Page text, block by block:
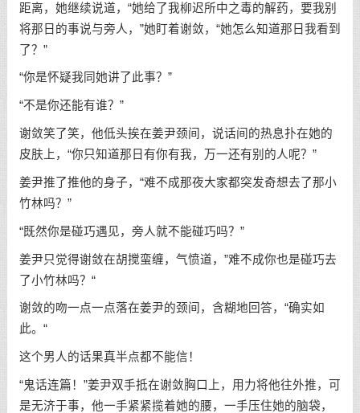
距离，她继续说道，“她给了我柳迟所中之毒的解药，要我别
将那日的事说与旁人，”她盯着谢敛，“她怎么知道那日我看到
了？”
“你是怀疑我同她讲了此事？”
“不是你还能有谁？”
谢敛笑了笑，他低头挨在姜尹颈间，说话间的热息扑在她的
皮肤上，“你只知道那日有你有我，万一还有别的人呢？”
姜尹推了推他的身子，“难不成那夜大家都突发奇想去了那小
竹林吗？”
“既然你是碰巧遇见，旁人就不能碰巧吗？”
姜尹只觉得谢敛在胡搅蛮缠，气愤道，”难不成你也是碰巧去
了小竹林吗？“
谢敛的吻一点一点落在姜尹的颈间，含糊地回答，“确实如
此。“
这个男人的话果真半点都不能信！
“鬼话连篇！”姜尹双手抵在谢敛胸口上，用力将他往外推，可
是无济于事，他一手紧紧揽着她的腰，一手压住她的脑袋，